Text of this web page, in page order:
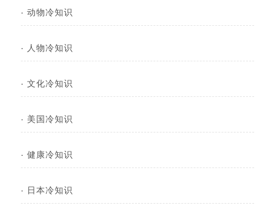
· 动物冷知识
· 人物冷知识
· 文化冷知识
· 美国冷知识
· 健康冷知识
· 日本冷知识